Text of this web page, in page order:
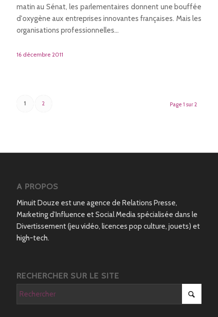
matin au Sénat, les parlementaires donnent une bouffée
d'oxygène aux entreprises innovantes françaises. Mais les
organisations professionnelles…
16 décembre 2011
Page 1 sur 2
1 2
A PROPOS
Minuit Douze est une agence de Relations Presse,
Marketing d’Influence et Social Media spécialisée dans le
Divertissement (jeu vidéo, licences pop culture, jouets) et
high-tech.
RECHERCHER SUR LE SITE